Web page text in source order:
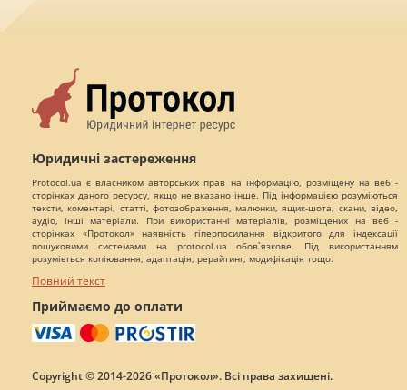
Юридичні застереження
Protocol.ua є власником авторських прав на інформацію, розміщену на веб -
сторінках даного ресурсу, якщо не вказано інше. Під інформацією розуміються
тексти, коментарі, статті, фотозображення, малюнки, ящик-шота, скани, відео,
аудіо, інші матеріали. При використанні матеріалів, розміщених на веб -
сторінках «Протокол» наявність гіперпосилання відкритого для індексації
пошуковими системами на protocol.ua обов`язкове. Під використанням
розуміється копіювання, адаптація, рерайтинг, модифікація тощо.
Повний текст
Приймаємо до оплати
Copyright © 2014-2026 «Протокол». Всі права захищені.